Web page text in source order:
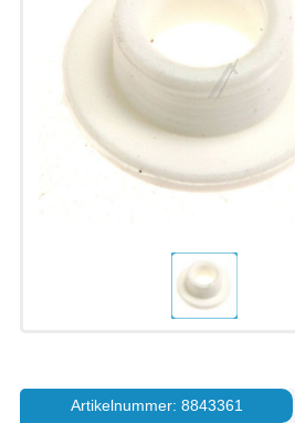
Artikelnummer: 8843361